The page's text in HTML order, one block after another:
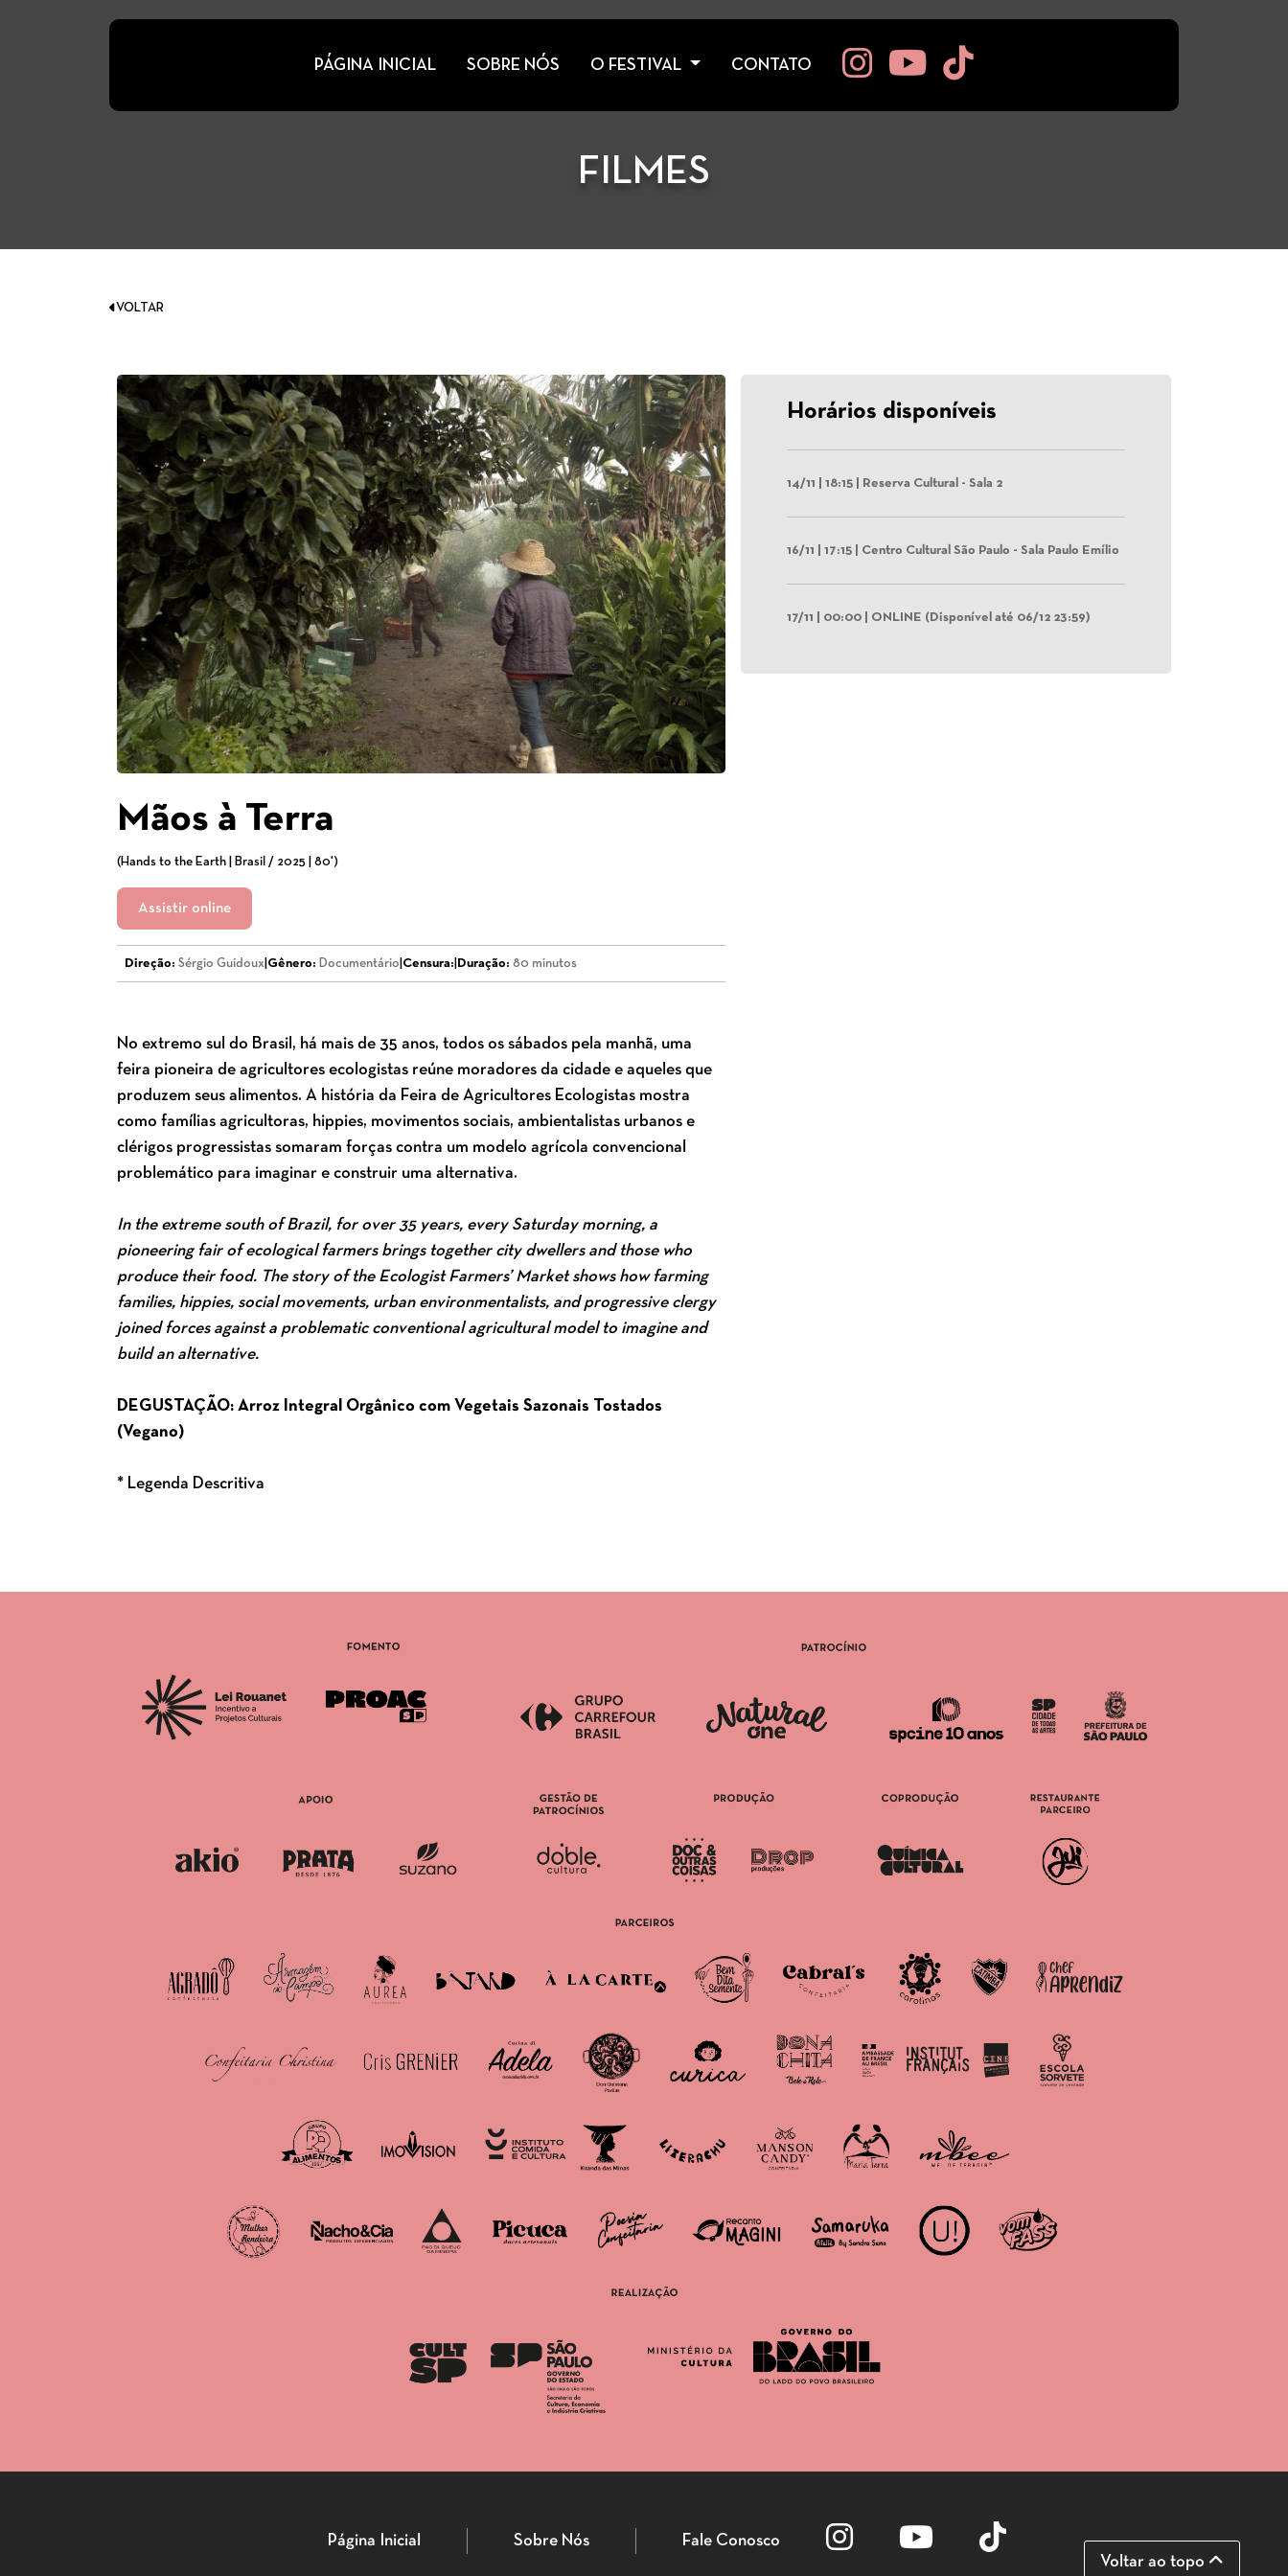
PÁGINA INICIAL SOBRE NÓS O FESTIVAL CONTATO
FILMES
VOLTAR
Mãos à Terra
(Hands to the Earth | Brasil / 2025 | 80')
Assistir online
Direção: Sérgio Guidoux Gênero: Documentário Censura: Duração: 80 minutos
No extremo sul do Brasil, há mais de 35 anos, todos os sábados pela manhã, uma
feira pioneira de agricultores ecologistas reúne moradores da cidade e aqueles que
produzem seus alimentos. A história da Feira de Agricultores Ecologistas mostra
como famílias agricultoras, hippies, movimentos sociais, ambientalistas urbanos e
clérigos progressistas somaram forças contra um modelo agrícola convencional
problemático para imaginar e construir uma alternativa.
In the extreme south of Brazil, for over 35 years, every Saturday morning, a
pioneering fair of ecological farmers brings together city dwellers and those who
produce their food. The story of the Ecologist Farmers’ Market shows how farming
families, hippies, social movements, urban environmentalists, and progressive clergy
joined forces against a problematic conventional agricultural model to imagine and
build an alternative.
DEGUSTAÇÃO: Arroz Integral Orgânico com Vegetais Sazonais Tostados
(Vegano)
* Legenda Descritiva
Horários disponíveis
14/11 | 18:15 | Reserva Cultural - Sala 2
16/11 | 17:15 | Centro Cultural São Paulo - Sala Paulo Emílio
17/11 | 00:00 | ONLINE (Disponível até 06/12 23:59)
Página Inicial Sobre Nós
Fale Conosco
Voltar ao topo